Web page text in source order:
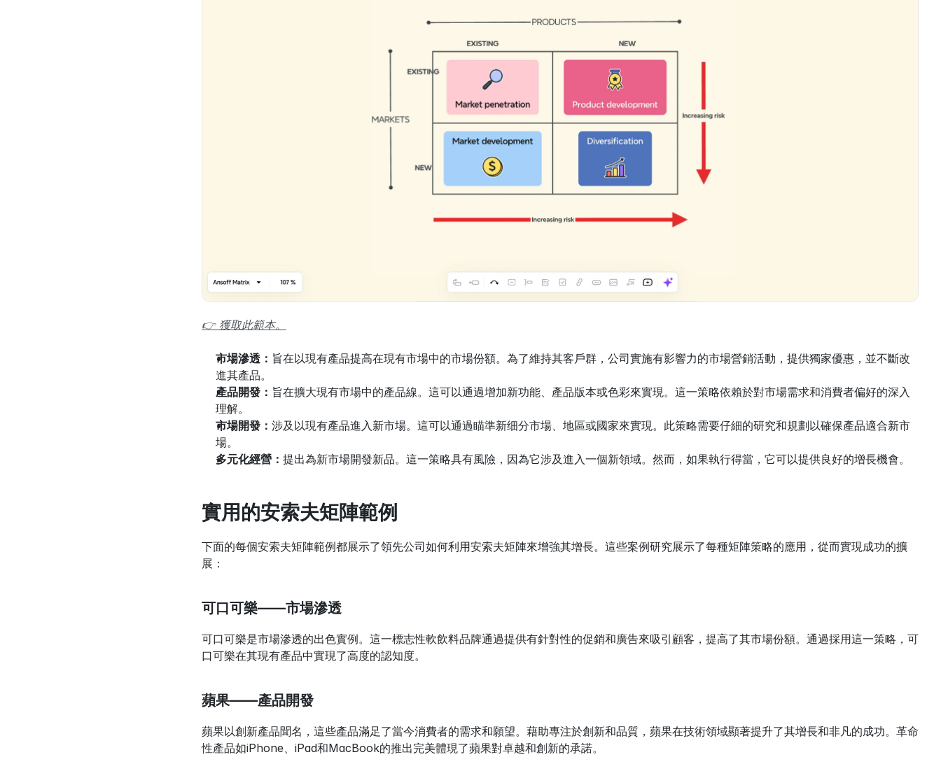
👉 獲取此範本。
市場滲透： 旨在以現有產品提高在現有市場中的市場份額。為了維持其客戶群，公司實施有影響力的市場營銷活動，提供獨家優惠，並不斷改
進其產品。
產品開發： 旨在擴大現有市場中的產品線。這可以通過增加新功能、產品版本或色彩來實現。這一策略依賴於對市場需求和消費者偏好的深入
理解。
市場開發： 涉及以現有產品進入新市場。這可以通過瞄準新细分市場、地區或國家來實現。此策略需要仔細的研究和規劃以確保產品適合新市
場。
多元化經營： 提出為新市場開發新品。這一策略具有風險，因為它涉及進入一個新領域。然而，如果執行得當，它可以提供良好的增長機會。
實用的安索夫矩陣範例
下面的每個安索夫矩陣範例都展示了領先公司如何利用安索夫矩陣來增強其增長。這些案例研究展示了每種矩陣策略的應用，從而實現成功的擴
展：
可口可樂——市場滲透
可口可樂是市場滲透的出色實例。這一標志性軟飲料品牌通過提供有針對性的促銷和廣告來吸引顧客，提高了其市場份額。通過採用這一策略，可
口可樂在其現有產品中實現了高度的認知度。
蘋果——產品開發
蘋果以創新產品聞名，這些產品滿足了當今消費者的需求和願望。藉助專注於創新和品質，蘋果在技術領域顯著提升了其增長和非凡的成功。革命
性產品如iPhone、iPad和MacBook的推出完美體現了蘋果對卓越和創新的承諾。